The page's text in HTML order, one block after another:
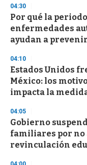
s
e
c
o
n
04:30
Por qué la
enfermedades
ayudan a
04:10
Estados Unidos
México: los
impacta la
04:05
Gobierno
familiares por no
revinculación